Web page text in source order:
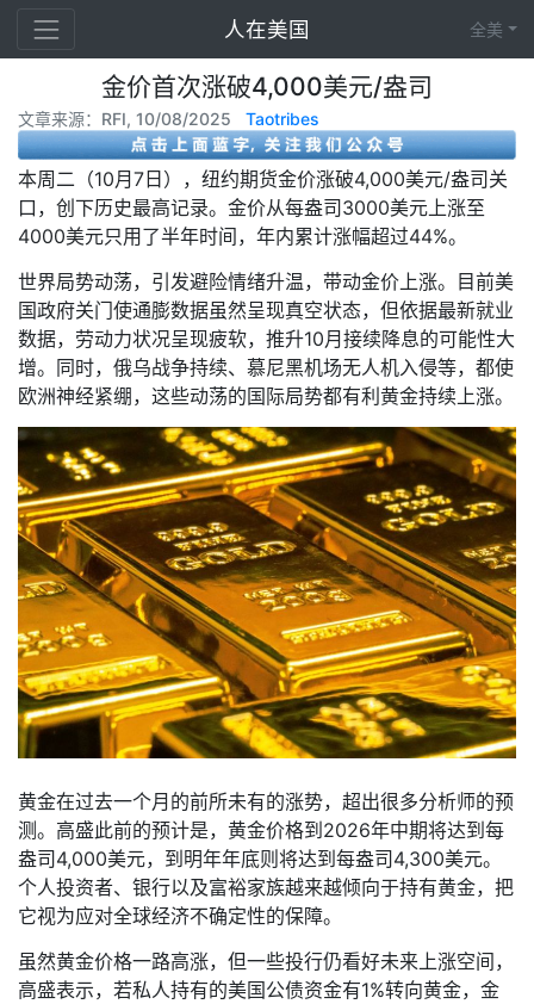
人在美国 全美
金价首次涨破4,000美元/盎司
文章来源：RFI, 10/08/2025 Taotribes
本周二（10月7日），纽约期货金价涨破4,000美元/盎司关
口，创下历史最高记录。金价从每盎司3000美元上涨至
4000美元只用了半年时间，年内累计涨幅超过44%。
世界局势动荡，引发避险情绪升温，带动金价上涨。目前美
国政府关门使通膨数据虽然呈现真空状态，但依据最新就业
数据，劳动力状况呈现疲软，推升10月接续降息的可能性大
增。同时，俄乌战争持续、慕尼黑机场无人机入侵等，都使
欧洲神经紧绷，这些动荡的国际局势都有利黄金持续上涨。
黄金在过去一个月的前所未有的涨势，超出很多分析师的预
测。高盛此前的预计是，黄金价格到2026年中期将达到每
盎司4,000美元，到明年年底则将达到每盎司4,300美元。
个人投资者、银行以及富裕家族越来越倾向于持有黄金，把
它视为应对全球经济不确定性的保障。
虽然黄金价格一路高涨，但一些投行仍看好未来上涨空间，
高盛表示，若私人持有的美国公债资金有1%转向黄金，金